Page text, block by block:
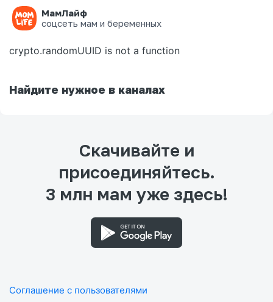
МамЛайф
соцсеть мам и беременных
Ошибка на странице
crypto.randomUUID is not a function
Найдите нужное в каналах
Скачивайте и
присоединяйтесь.
3 млн мам уже здесь!
Соглашение с пользователями